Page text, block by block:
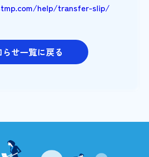
help/transfer-slip/
らせ一覧に戻る